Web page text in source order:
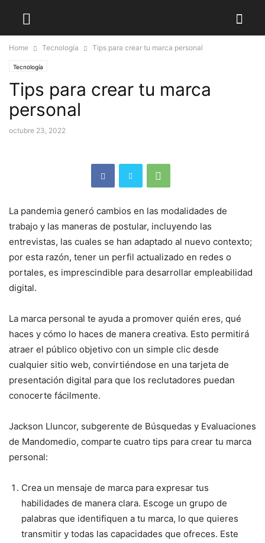
Home Tecnología Tips para crear tu marca personal
Tecnología
Tips para crear tu marca
personal
octubre 23, 2022
La pandemia generó cambios en las modalidades de
trabajo y las maneras de postular, incluyendo las
entrevistas, las cuales se han adaptado al nuevo contexto;
por esta razón, tener un perfil actualizado en redes o
portales, es imprescindible para desarrollar empleabilidad
digital.
La marca personal te ayuda a promover quién eres, qué
haces y cómo lo haces de manera creativa. Esto permitirá
atraer el público objetivo con un simple clic desde
cualquier sitio web, convirtiéndose en una tarjeta de
presentación digital para que los reclutadores puedan
conocerte fácilmente.
Jackson Lluncor, subgerente de Búsquedas y Evaluaciones
de Mandomedio, comparte cuatro tips para crear tu marca
personal:
Crea un mensaje de marca para expresar tus
habilidades de manera clara. Escoge un grupo de
palabras que identifiquen a tu marca, lo que quieres
transmitir y todas las capacidades que ofreces. Este